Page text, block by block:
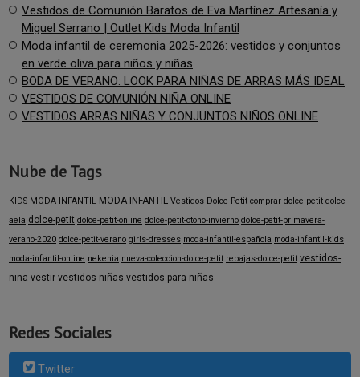
Vestidos de Comunión Baratos de Eva Martínez Artesanía y
Miguel Serrano | Outlet Kids Moda Infantil
Moda infantil de ceremonia 2025-2026: vestidos y conjuntos
en verde oliva para niños y niñas
BODA DE VERANO: LOOK PARA NIÑAS DE ARRAS MÁS IDEAL
VESTIDOS DE COMUNIÓN NIÑA ONLINE
VESTIDOS ARRAS NIÑAS Y CONJUNTOS NIÑOS ONLINE
Nube de Tags
KIDS-MODA-INFANTIL MODA-INFANTIL Vestidos-Dolce-Petit comprar-dolce-petit dolce-
aela dolce-petit dolce-petit-online dolce-petit-otono-invierno dolce-petit-primavera-
verano-2020 dolce-petit-verano girls-dresses moda-infantil-española moda-infantil-kids
moda-infantil-online nekenia nueva-coleccion-dolce-petit rebajas-dolce-petit vestidos-
nina-vestir vestidos-niñas vestidos-para-niñas
Redes Sociales
Twitter